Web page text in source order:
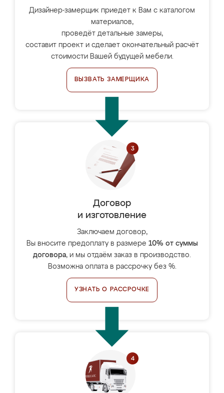
Дизайнер-замерщик приедет к Вам с каталогом
материалов,
проведёт детальные замеры,
составит проект и сделает окончательный расчёт
стоимости Вашей будущей мебели.
ВЫЗВАТЬ ЗАМЕРЩИКА
Договор
и изготовление
Заключаем договор,
Вы вносите предоплату в размере 10% от суммы
договора, и мы отдаём заказ в производство.
Возможна оплата в рассрочку без %.
УЗНАТЬ О РАССРОЧКЕ